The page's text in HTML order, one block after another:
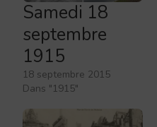
Samedi 18
septembre
1915
18 septembre 2015
Dans "1915"